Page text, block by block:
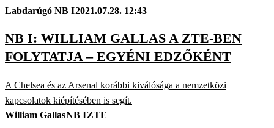
Labdarúgó NB I2021.07.28. 12:43
NB I: WILLIAM GALLAS A ZTE-BEN
FOLYTATJA – EGYÉNI EDZŐKÉNT
A Chelsea és az Arsenal korábbi kiválósága a nemzetközi
kapcsolatok kiépítésében is segít.
William GallasNB IZTE